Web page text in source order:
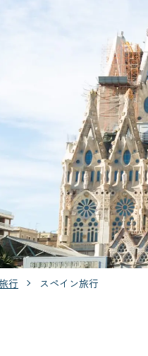
行 スペイン旅行